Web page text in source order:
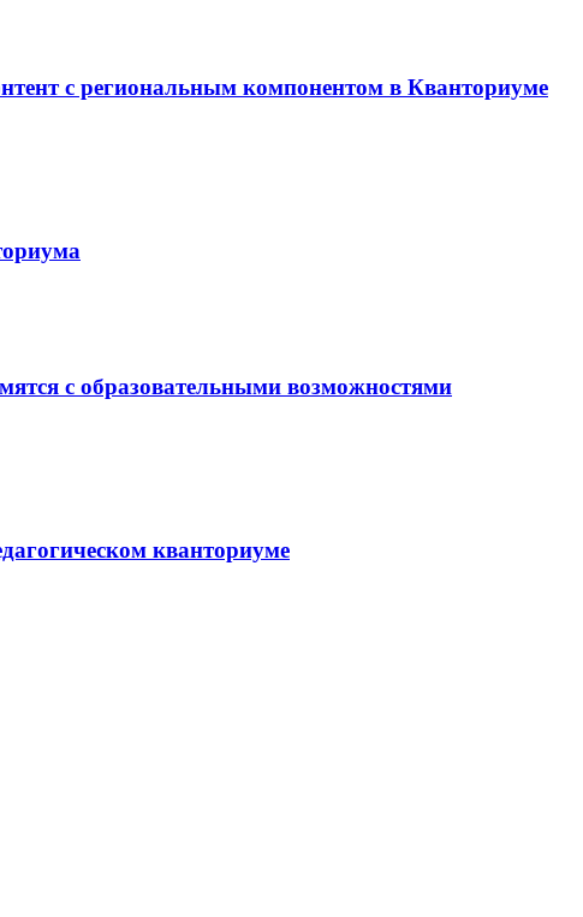
с региональным компонентом в Кванториуме
с образовательными возможностями
кванториуме